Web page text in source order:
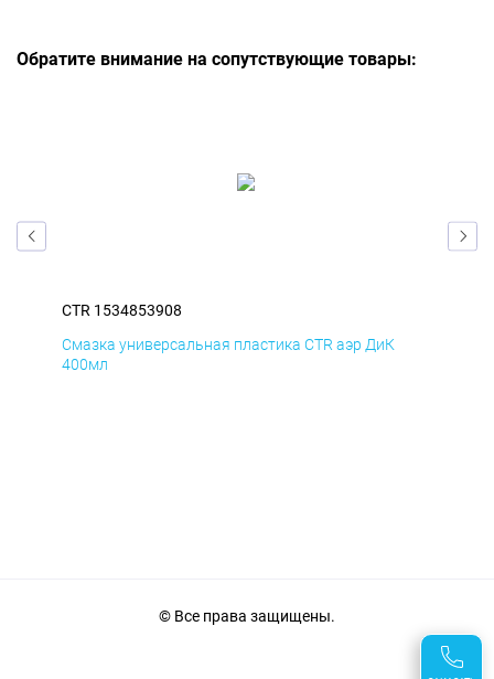
Обратите внимание на сопутствующие товары:
CTR 1534853908
Смазка универсальная пластика CTR аэр ДиК
400мл
© Все права защищены.